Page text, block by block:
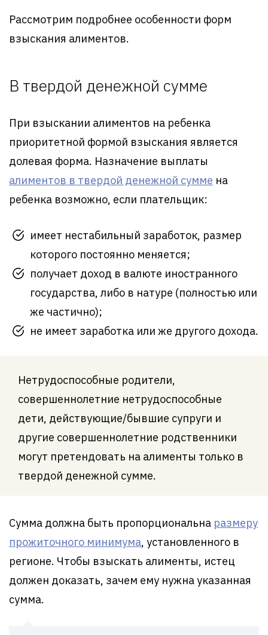
Рассмотрим подробнее особенности форм
взыскания алиментов.
В твердой денежной сумме
При взыскании алиментов на ребенка
приоритетной формой взыскания является
долевая форма. Назначение выплаты
алиментов в твердой денежной сумме на
ребенка возможно, если плательщик:
имеет нестабильный заработок, размер
которого постоянно меняется;
получает доход в валюте иностранного
государства, либо в натуре (полностью или
же частично);
не имеет заработка или же другого дохода.
Нетрудоспособные родители,
совершеннолетние нетрудоспособные
дети, действующие/бывшие супруги и
другие совершеннолетние родственники
могут претендовать на алименты только в
твердой денежной сумме.
Сумма должна быть пропорциональна размеру
прожиточного минимума, установленного в
регионе. Чтобы взыскать алименты, истец
должен доказать, зачем ему нужна указанная
сумма.